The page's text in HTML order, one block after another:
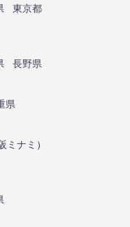
東京都
長野県
県
ミナミ ）